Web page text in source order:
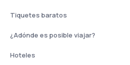
Tiquetes baratos
¿Adónde es posible viajar?
Hoteles